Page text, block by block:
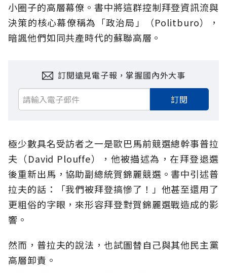
小圈子的高層幕僚。書中將這群控制拜登資訊流與
決策的核心幕僚稱為「政治局」（Politburo），
暗諷他們如同共產時代的蘇聯高層。
訂閱遠見電子報，掌握國內外大事
訂閱
極少數具名受訪者之一是歐巴馬前競選總幹事普拉
夫（David Plouffe），他被描述為，在拜登退選
後重新出馬，協助副總統賀錦麗競選。書中引述普
拉夫的話：「我們被拜登搞慘了！」他甚至還用了
更粗俗的字眼，來形容拜登對賀錦麗選戰造成的影
響。
然而，普拉夫的說法，也試圖替自己與其他民主黨
高層卸責。